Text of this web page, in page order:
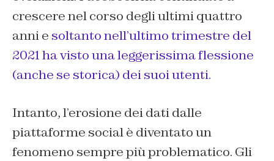
crescere nel corso degli ultimi quattro
anni e soltanto nell’ultimo trimestre del
2021 ha visto una leggerissima flessione
(anche se storica) dei suoi utenti.
Intanto, l’erosione dei dati dalle
piattaforme social è diventato un
fenomeno sempre più problematico. Gli